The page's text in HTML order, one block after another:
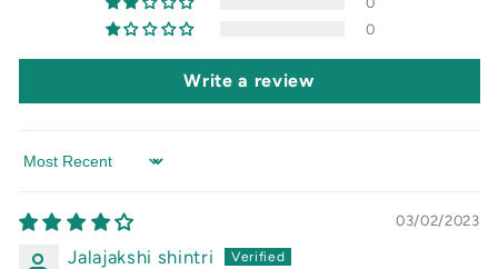
0
Write a review
Sort by
03/02/2023
Jalajakshi shintri